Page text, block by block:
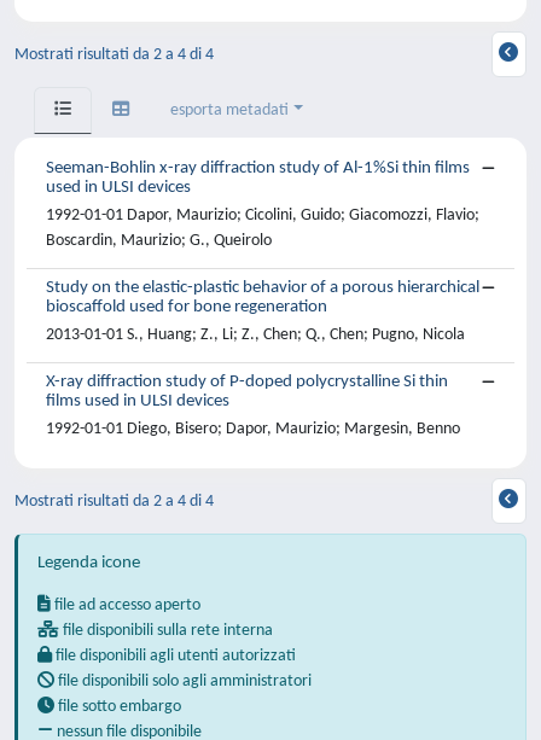
Mostrati risultati da 2 a 4 di 4
esporta metadati
Seeman-Bohlin x-ray diffraction study of Al-1%Si thin films
used in ULSI devices
1992-01-01 Dapor, Maurizio; Cicolini, Guido; Giacomozzi, Flavio;
Boscardin, Maurizio; G., Queirolo
Study on the elastic-plastic behavior of a porous hierarchical
bioscaffold used for bone regeneration
2013-01-01 S., Huang; Z., Li; Z., Chen; Q., Chen; Pugno, Nicola
X-ray diffraction study of P-doped polycrystalline Si thin
films used in ULSI devices
1992-01-01 Diego, Bisero; Dapor, Maurizio; Margesin, Benno
Mostrati risultati da 2 a 4 di 4
Legenda icone
file ad accesso aperto
file disponibili sulla rete interna
file disponibili agli utenti autorizzati
file disponibili solo agli amministratori
file sotto embargo
nessun file disponibile